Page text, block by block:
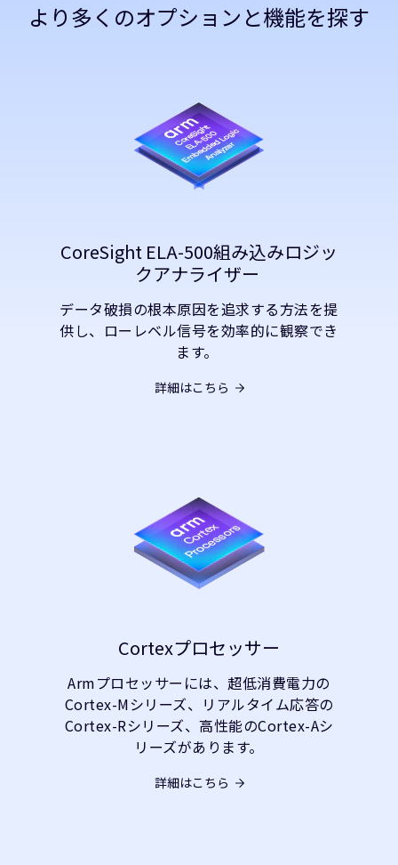
より多くのオプションと機能を探す
CoreSight ELA-500組み込みロジッ
クアナライザー
データ破損の根本原因を追求する方法を提
供し、ローレベル信号を効率的に観察でき
ます。
詳細はこちら
Cortexプロセッサー
Armプロセッサーには、超低消費電力の
Cortex-Mシリーズ、リアルタイム応答の
Cortex-Rシリーズ、高性能のCortex-Aシ
リーズがあります。
詳細はこちら